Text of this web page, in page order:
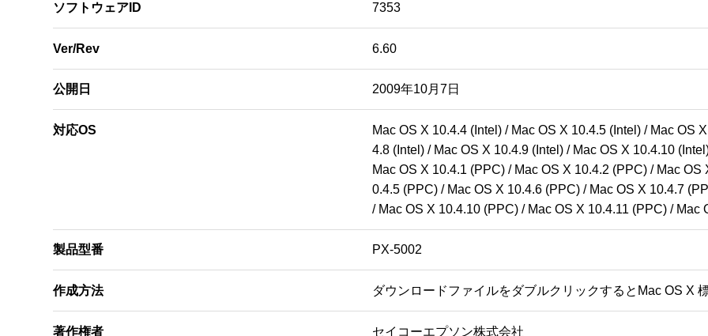
ソフトウェアID 7353
Ver/Rev 6.60
公開日 2009年10月7日
対応OS
Mac OS X 10.4.4 (Intel) / Mac OS X 10.4.5 (Intel) / Mac OS
4.8 (Intel) / Mac OS X 10.4.9 (Intel) / Mac OS X 10.4.10
Mac OS X 10.4.1 (PPC) / Mac OS X 10.4.2 (PPC) / Mac
0.4.5 (PPC) / Mac OS X 10.4.6 (PPC) / Mac OS X 10.4.7
/ Mac OS X 10.4.10 (PPC) / Mac OS X 10.4.11 (PPC) / Mac
製品型番 PX-5002
作成方法 ダウンロードファイルをダブルクリックするとMac OS X
著作権者 セイコーエプソン株式会社